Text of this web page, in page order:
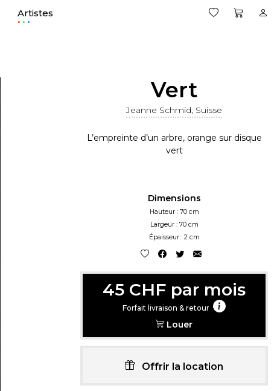
Artistes
.
Cliquez içi
Vert
Jeanne Schmid, Suisse
L’empreinte d’un arbre, orange sur disque
vert
Dimensions
Hauteur : 70 cm
Largeur : 70 cm
Épaisseur : 2 cm
45 CHF par mois
Forfait livraison & retour
Louer
Offrir la location